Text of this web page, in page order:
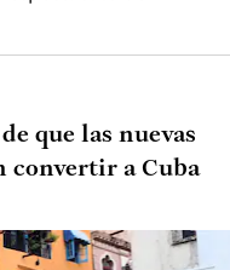
que las nuevas
convertir a Cuba